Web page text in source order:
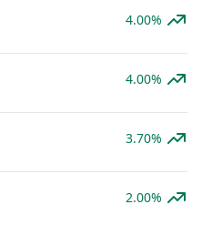
4.00%
4.00%
3.70%
2.00%